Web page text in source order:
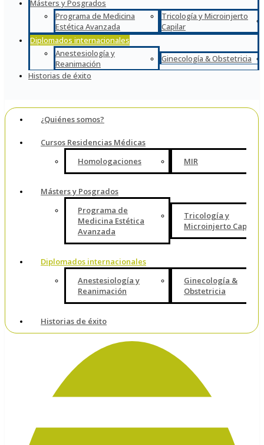
Másters y Posgrados
Programa de Medicina
Estética Avanzada
Tricología y Microinjerto
Capilar
Diplomados internacionales
Anestesiología y
Reanimación
Ginecología & Obstetricia
Historias de éxito
¿Quiénes somos?
Cursos Residencias Médicas
Homologaciones
MIR
Másters y Posgrados
Programa de
Medicina Estética
Avanzada
Tricología y
Microinjerto Capilar
Diplomados internacionales
Anestesiología y
Reanimación
Ginecología &
Obstetricia
Historias de éxito